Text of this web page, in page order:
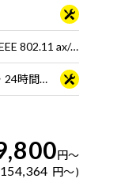
Wi-Fi 6E( 最大2.4Gbps )対応 IEEE 802.11 ax/ac/a/b/g/n準拠 ＋ Bluetooth 5内蔵
3年間センドバック修理保証・24時間×365日電話サポート
円～
154,364 円～